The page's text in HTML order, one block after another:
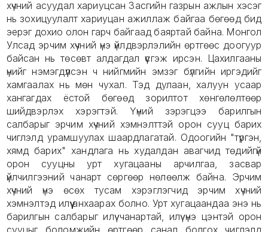
хүчний асуудал хариуцсан Засгийн газрын ажлын хэсэг
нь зохицуулалт хариуцан ажиллаж байгаа бөгөөд бид
эерэг дохио олон гарч байгаад баяртай байна. Монгол
Улсад эрчим хүчний үнэ үйлдвэрлэлийн өртгөөс доогуур
байсан нь төсөвт алдагдал үүсгэж ирсэн. Цахилгааны
үнийг нэмэгдүүлсэн ч нийгмийн эмзэг бүлгийн иргэдийг
хамгаалах нь мөн чухал. Тэд дулаан, халуун усаар
хангагдах ёстой бөгөөд зорилтот хөнгөлөлтөөр
шийдвэрлэх хэрэгтэй. Үүний зэрэгцээ барилгын
салбарыг эрчим хүчний хэмнэлттэй орон сууц барих
чиглэлд урамшуулах шаардлагатай. Одоогийн "түргэн,
хямд барих" хандлага нь худалдан авагчид төдийгүй
орон сууцны урт хугацааны арчилгаа, засвар
үйлчилгээний чанарт сөргөөр нөлөөлж байна. Эрчим
хүчний үнэ өсөх тусам хэрэглэгчид эрчим хүчний
хэмнэлтэд илүү анхаарах болно. Урт хугацаандаа энэ нь
барилгын салбарыг илүү чанартай, илүү үнэ цэнтэй орон